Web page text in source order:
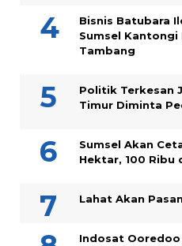
Bisnis Batubara
Sumsel
Tambang
Politik Terkesan
Timur Diminta
Sumsel Akan
Hektar, 100 Ribu
Lahat Akan
Indosat Ooredoo